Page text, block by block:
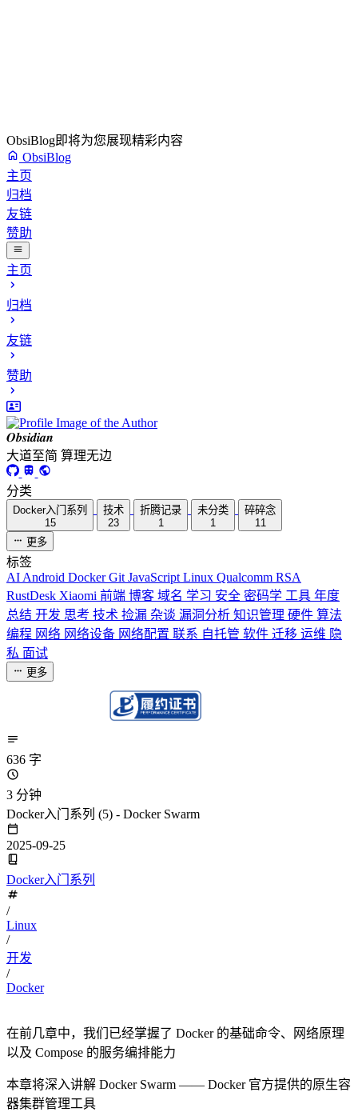
ObsiBlog即将为您展现精彩内容
ObsiBlog
主页
归档
友链
赞助
主页
归档
友链
赞助
𝑶𝒃𝒔𝒊𝒅𝒊𝒂𝒏
大道至简 算理无边
分类
Docker入门系列
15
技术
23
折腾记录
1
未分类
1
碎碎念
11
更多
标签
AI Android DockerGit JavaScript Linux Qualcomm RSA
RustDesk Xiaomi 前端 博客 域名 学习 安全 密码学 工具 年度
总结 开发 思考 技术 捡漏 杂谈 漏洞分析 知识管理 硬件 算法
编程 网络 网络设备 网络配置 联系 自托管 软件 迁移 运维 隐
私 面试
更多
636 字
3 分钟
Docker入门系列 (5) - Docker Swarm
2025-09-25
Docker入门系列
/
Linux
/
开发
/
Docker
在前几章中，我们已经掌握了 Docker 的基础命令、网络原理
以及 Compose 的服务编排能力
本章将深入讲解 Docker Swarm —— Docker 官方提供的原生容
器集群管理工具